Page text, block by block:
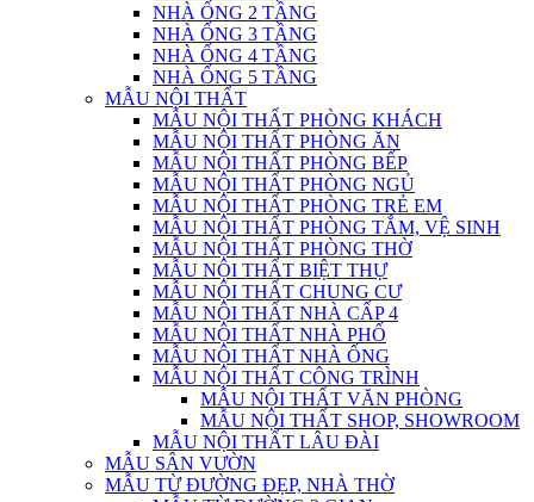
NHÀ ỐNG 2 TẦNG
NHÀ ỐNG 3 TẦNG
NHÀ ỐNG 4 TẦNG
NHÀ ỐNG 5 TẦNG
MẪU NỘI THẤT
MẪU NỘI THẤT PHÒNG KHÁCH
MẪU NỘI THẤT PHÒNG ĂN
MẪU NỘI THẤT PHÒNG BẾP
MẪU NỘI THẤT PHÒNG NGỦ
MẪU NỘI THẤT PHÒNG TRẺ EM
MẪU NỘI THẤT PHÒNG TẮM, VỆ SINH
MẪU NỘI THẤT PHÒNG THỜ
MẪU NỘI THẤT BIỆT THỰ
MẪU NỘI THẤT CHUNG CƯ
MẪU NỘI THẤT NHÀ CẤP 4
MẪU NỘI THẤT NHÀ PHỐ
MẪU NỘI THẤT NHÀ ỐNG
MẪU NỘI THẤT CÔNG TRÌNH
MẪU NỘI THẤT VĂN PHÒNG
MẪU NỘI THẤT SHOP, SHOWROOM
MẪU NỘI THẤT LÂU ĐÀI
MẪU SÂN VƯỜN
MẪU TỪ ĐƯỜNG ĐẸP, NHÀ THỜ